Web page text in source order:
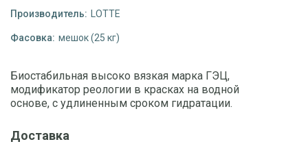
Производитель: LOTTE
Фасовка: мешок (25 кг)
Биостабильная высоко вязкая марка ГЭЦ,
модификатор реологии в красках на водной
основе, с удлиненным сроком гидратации.
Доставка